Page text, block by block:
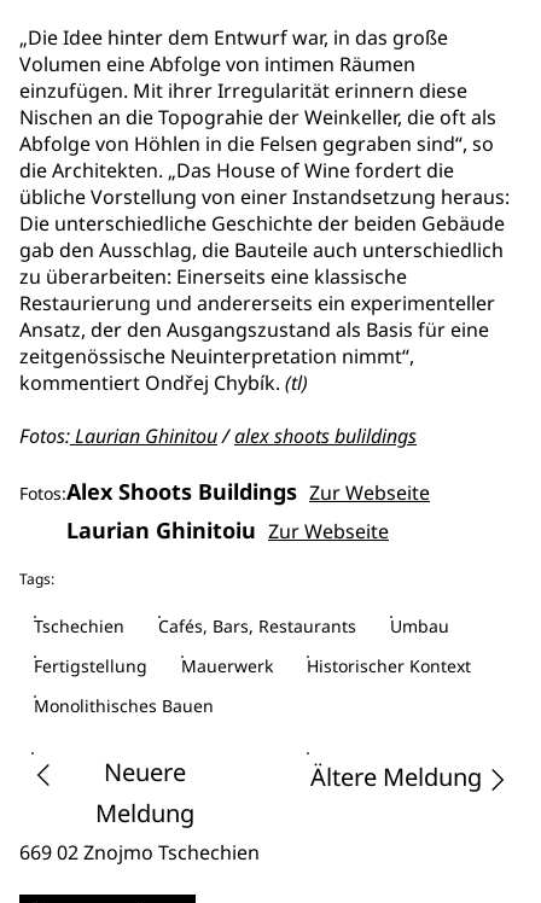
„Die Idee hinter dem Entwurf war, in das große
Volumen eine Abfolge von intimen Räumen
einzufügen. Mit ihrer Irregularität erinnern diese
Nischen an die Topograhie der Weinkeller, die oft als
Abfolge von Höhlen in die Felsen gegraben sind“, so
die Architekten. „Das House of Wine fordert die
übliche Vorstellung von einer Instandsetzung heraus:
Die unterschiedliche Geschichte der beiden Gebäude
gab den Ausschlag, die Bauteile auch unterschiedlich
zu überarbeiten: Einerseits eine klassische
Restaurierung und andererseits ein experimenteller
Ansatz, der den Ausgangszustand als Basis für eine
zeitgenössische Neuinterpretation nimmt“,
kommentiert Ondřej Chybík. (tl)
Fotos:Laurian Ghinitou/alex shoots bulildings
Fotos:Alex Shoots Buildings Zur Webseite
Laurian Ghinitoiu Zur Webseite
Tags:
Tschechien Cafés, Bars, Restaurants
Umbau
Fertigstellung
Mauerwerk
Historischer Kontext
Monolithisches Bauen
Neuere
Meldung
Ältere Meldung
669 02 Znojmo Tschechien